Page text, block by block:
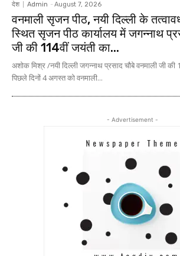
देश Admin - August 7, 2026
वनमाली सृजन पीठ, नयी दिल्ली के
स्थित सृजन पीठ कार्यालय में जगन्नाथ
जी की 114वीं जयंती का...
अशोक मिश्र /नयी दिल्ली जगन्नाथ प्रसाद चौबे वनमाली जी
पिछले दिनों 4 अगस्त को वनमाली...
- Advertisement -